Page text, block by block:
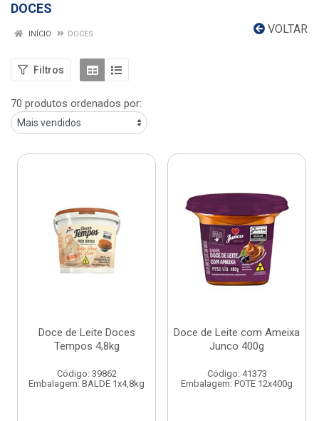
DOCES
VOLTAR
INÍCIO DOCES
Filtros
70 produtos ordenados por:
Doce de Leite Doces
Tempos 4,8kg
Código: 39862
Embalagem: BALDE 1x4,8kg
Doce de Leite com Ameixa
Junco 400g
Código: 41373
Embalagem: POTE 12x400g